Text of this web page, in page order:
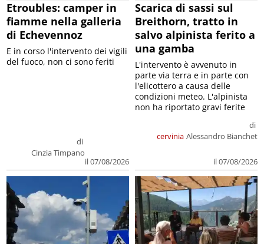
Etroubles: camper in
fiamme nella galleria
di Echevennoz
di
Cinzia Timpano
il 07/08/2026
E in corso l'intervento dei vigili
del fuoco, non ci sono feriti
Scarica di sassi sul
Breithorn, tratto in
salvo alpinista ferito a
una gamba
cervinia
di
Alessandro Bianchet
il 07/08/2026
L'intervento è avvenuto in
parte via terra e in parte con
l'elicottero a causa delle
condizioni meteo. L'alpinista
non ha riportato gravi ferite